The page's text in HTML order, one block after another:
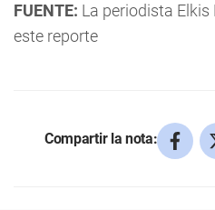
FUENTE: La periodista
este reporte
Compartir la nota: